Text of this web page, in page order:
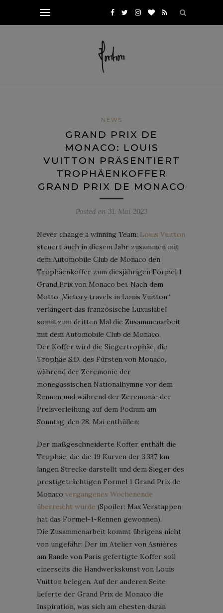
NEWS
GRAND PRIX DE
MONACO: LOUIS
VUITTON PRÄSENTIERT
TROPHÄENKOFFER
GRAND PRIX DE MONACO
Posted on 31. Mai 2023
Never change a winning Team: Louis Vuitton
steuert auch in diesem Jahr zusammen mit
dem Automobile Club de Monaco den
Trophäenkoffer zum diesjährigen Formel 1
Grand Prix von Monaco bei. Nach dem
Motto „Victory travels in Louis Vuitton“
verlängert das französische Luxuslabel
somit zum dritten Mal die Zusammenarbeit
mit dem Automobile Club de Monaco.
Der Koffer wird die Siegertrophäe, die
Trophäe S.D. des Fürsten von Monaco,
während der Zeremonie der
monegassischen Nationalhymne vor dem
Rennen und während der Zeremonie der
Preisverleihung auf dem Podium am
Sonntag, den 28. Mai enthüllen:
Der maßgeschneiderte Koffer enthält die
Trophäe, die die 19 Kurven der 3,337 km
langen Strecke darstellt und dem Sieger des
prestigeträchtigen Formel 1 Grand Prix de
Monaco vergangenes Wochenende
überreicht wurde (Spoiler: Max Verstappen
hat das Formel-1-Rennen gewonnen).
Die Zusammenarbeit kommt übrigens nicht
von ungefähr: Der im Atelier von Asnières
am Rande von Paris gefertigte Koffer soll
einerseits die Handwerkskunst von Louis
Vuitton belegen. Auf der anderen Seite
lieferte der Grand Prix de Monaco die
Inspiration, was sich am ehesten daran